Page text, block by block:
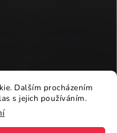
Dalším procházením
s jejich používáním.
práva vyhrazena.